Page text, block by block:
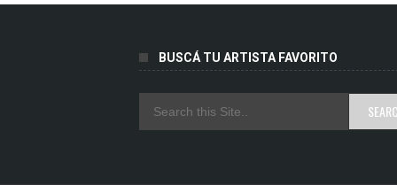
BUSCÁ TU ARTISTA FAVORITO